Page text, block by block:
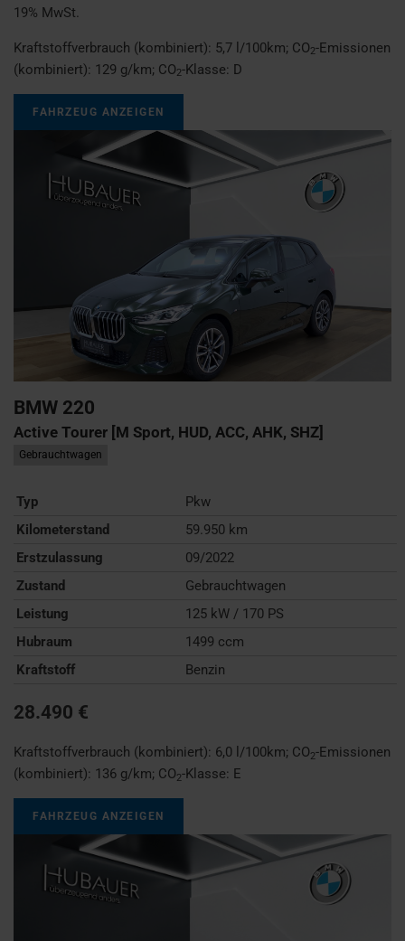
19% MwSt.
Kraftstoffverbrauch (kombiniert): 5,7 l/100km; CO2-Emissionen
(kombiniert): 129 g/km; CO2-Klasse: D
FAHRZEUG ANZEIGEN
BMW 220
Active Tourer [M Sport, HUD, ACC, AHK, SHZ]
Gebrauchtwagen
Typ
Pkw
Kilometerstand
59.950 km
Erstzulassung
09/2022
Zustand
Gebrauchtwagen
Leistung
125 kW / 170 PS
Hubraum
1499 ccm
Kraftstoff
Benzin
28.490 €
Kraftstoffverbrauch (kombiniert): 6,0 l/100km; CO2-Emissionen
(kombiniert): 136 g/km; CO2-Klasse: E
FAHRZEUG ANZEIGEN